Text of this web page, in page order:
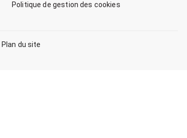
Politique de gestion des cookies
Plan du site